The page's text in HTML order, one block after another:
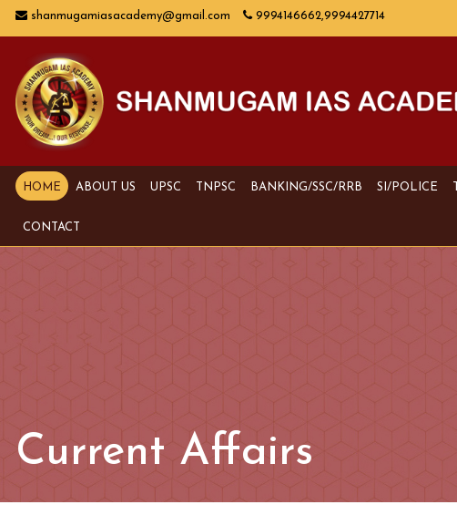
shanmugamiasacademy@gmail.com 9994146662,9994427714
HOME ABOUT US UPSC TNPSC BANKING/SSC/RRB SI/POLICE
CONTACT
Current Affairs